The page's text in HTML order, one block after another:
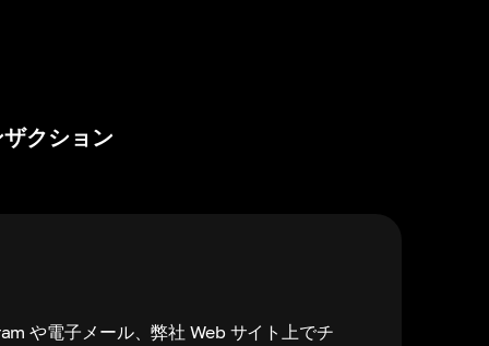
クション
や電子メール、弊社 Web サイト上でチ